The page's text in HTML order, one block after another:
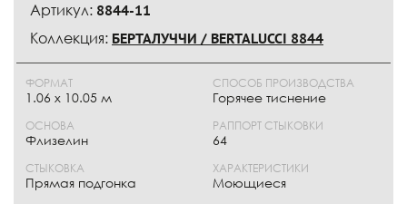
Артикул: 8844-11
Коллекция: БЕРТАЛУЧЧИ / BERTALUCCI 8844
ФОРМАТ
1.06 x 10.05 м
ОСНОВА
Флизелин
СПОСОБ ПРОИЗВОДСТВА
Горячее тиснение
РАППОРТ СТЫКОВКИ
64
СТЫКОВКА
Прямая подгонка
ХАРАКТЕРИСТИКИ
Моющиеся